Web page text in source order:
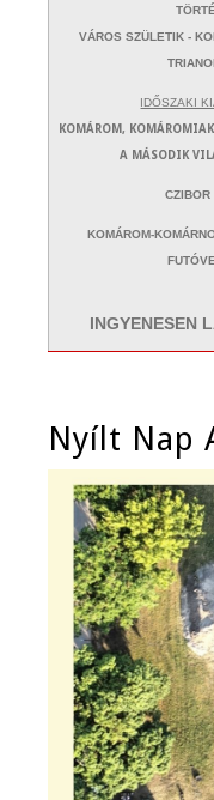
VÁROS SZÜLETIK -
IDŐSZAKI
KOMÁROM,
A MÁSODIK
CZIBOR
KOMÁROM-
INGYENESEN
Nyílt Nap